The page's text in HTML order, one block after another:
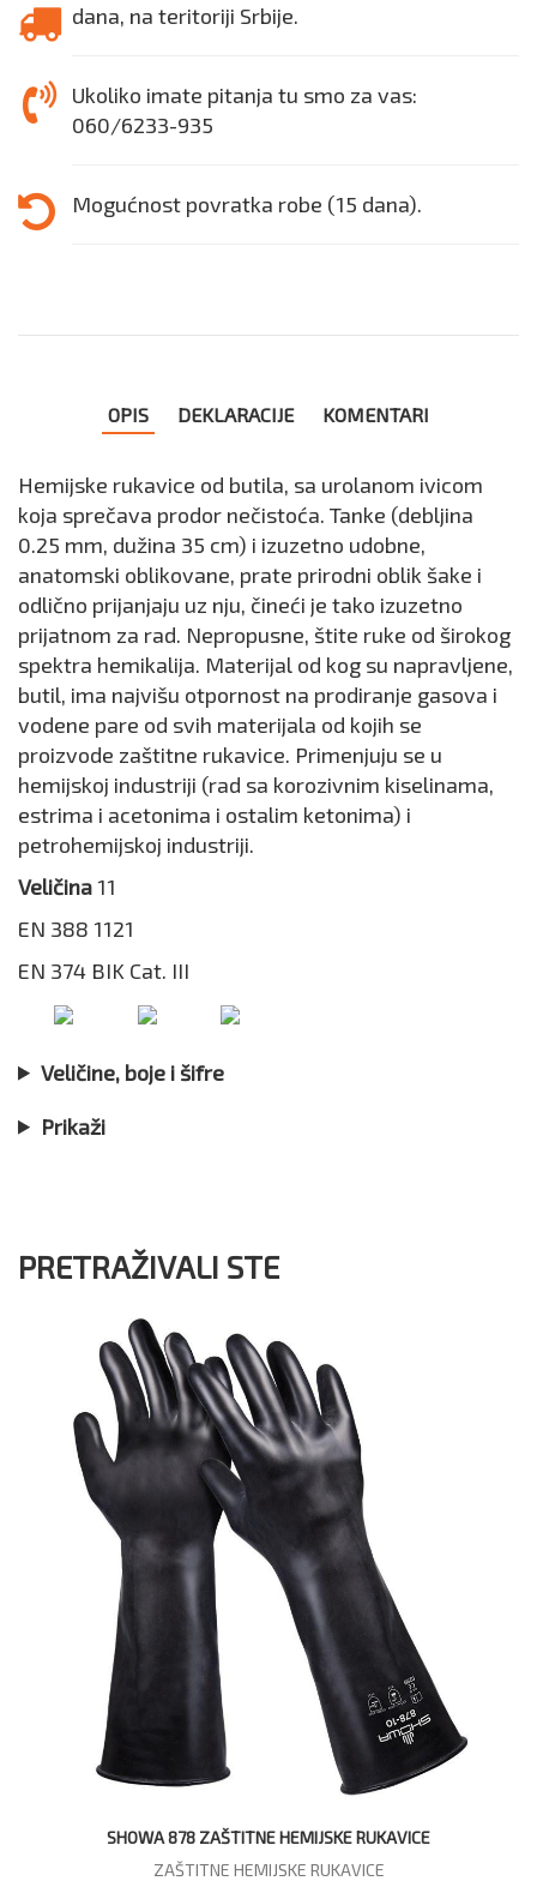
dana, na teritoriji Srbije.
Ukoliko imate pitanja tu smo za vas:
060/6233-935
Mogućnost povratka robe (15 dana).
OPIS DEKLARACIJE KOMENTARI
Hemijske rukavice od butila, sa urolanom ivicom
koja sprečava prodor nečistoća. Tanke (debljina
0.25 mm, dužina 35 cm) i izuzetno udobne,
anatomski oblikovane, prate prirodni oblik šake i
odlično prijanjaju uz nju, čineći je tako izuzetno
prijatnom za rad. Nepropusne, štite ruke od širokog
spektra hemikalija. Materijal od kog su napravljene,
butil, ima najvišu otpornost na prodiranje gasova i
vodene pare od svih materijala od kojih se
proizvode zaštitne rukavice. Primenjuju se u
hemijskoj industriji (rad sa korozivnim kiselinama,
estrima i acetonima i ostalim ketonima) i
petrohemijskoj industriji.
Veličina 11
EN 388 1121
EN 374 BIK Cat. III
Veličine, boje i šifre
Prikaži
PRETRAŽIVALI STE
SHOWA 878 ZAŠTITNE HEMIJSKE RUKAVICE
ZAŠTITNE HEMIJSKE RUKAVICE